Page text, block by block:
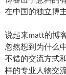
在中国的独立博
说起来matt的博
忽然想到为什么
不错的交流方式
样的专业人物交